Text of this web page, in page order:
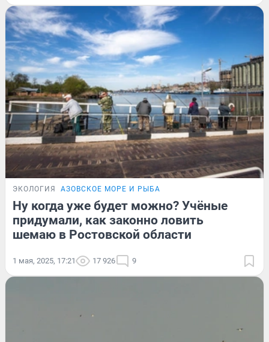
ЭКОЛОГИЯ АЗОВСКОЕ МОРЕ И РЫБА
Ну когда уже будет можно? Учёные
придумали, как законно ловить
шемаю в Ростовской области
1 мая, 2025, 17:21 17 926 9